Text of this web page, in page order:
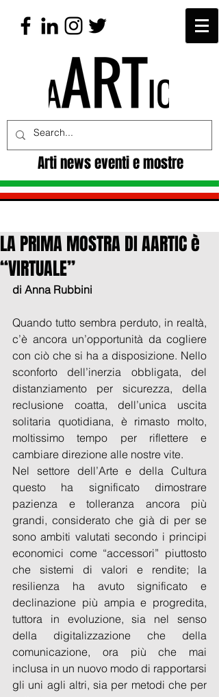
Arti news eventi e mostre
LA PRIMA MOSTRA DI AARTIC è
“VIRTUALE”
di Anna Rubbini
Quando tutto sembra perduto, in realtà,
c’è ancora un’opportunità da cogliere
con ciò che si ha a disposizione. Nello
sconforto dell’inerzia obbligata, del
distanziamento per sicurezza, della
reclusione coatta, dell’unica uscita
solitaria quotidiana, è rimasto molto,
moltissimo tempo per riflettere e
cambiare direzione alle nostre vite.
Nel settore dell’Arte e della Cultura
questo ha significato dimostrare
pazienza e tolleranza ancora più
grandi, considerato che già di per se
sono ambiti valutati secondo i principi
economici come “accessori” piuttosto
che sistemi di valori e rendite; la
resilienza ha avuto significato e
declinazione più ampia e progredita,
tuttora in evoluzione, sia nel senso
della digitalizzazione che della
comunicazione, ora più che mai
inclusa in un nuovo modo di rapportarsi
gli uni agli altri, sia per metodi che per